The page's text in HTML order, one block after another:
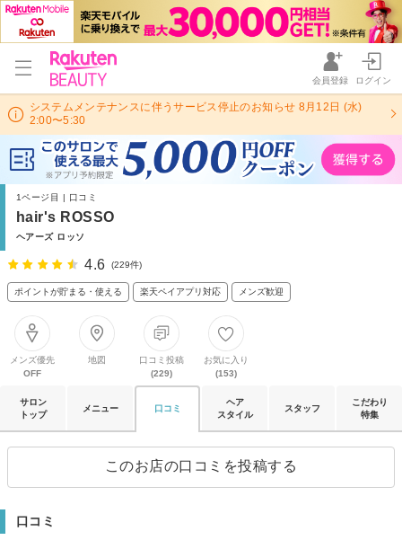
会員登録 ログイン
システムメンテナンスに伴うサービス停止のお知らせ 8月12日 (水)
2:00〜5:30
1ページ目 | 口コミ
hair's ROSSO
ヘアーズ ロッソ
4.6 (229件)
ポイントが貯まる・使える 楽天ペイアプリ対応 メンズ歓迎
メンズ優先
OFF
地図
口コミ投稿
(229)
お気に入り
(153)
サロン
トップ
メニュー 口コミ
ヘア
スタイル
スタッフ
こだわり
特集
このお店の口コミを投稿する
口コミ